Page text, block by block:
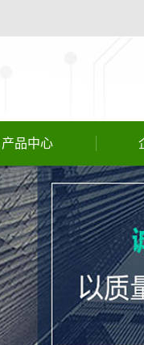
产品中心